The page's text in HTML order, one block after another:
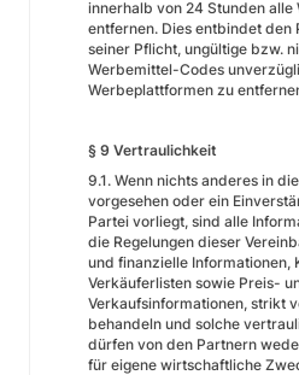
innerhalb von 24 Stunden alle
entfernen. Dies entbindet den
seiner Pflicht, ungültige bzw.
Werbemittel-Codes
Werbeplattformen zu
§ 9 Vertraulichkeit
9.1. Wenn nichts anderes in
vorgesehen oder ein
Partei vorliegt, sind alle
die Regelungen dieser
und finanzielle Informationen,
Verkäuferlisten sowie Preis-
Verkaufsinformationen, strikt
behandeln und solche
dürfen von den Partnern
für eigene wirtschaftliche